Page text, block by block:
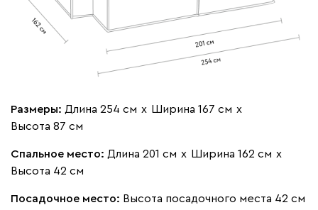
Размеры: Длина 254 см х Ширина 167 см х
Высота 87 см
Спальное место: Длина 201 см х Ширина 162 см х
Высота 42 см
Посадочное место: Высота посадочного места 42 см